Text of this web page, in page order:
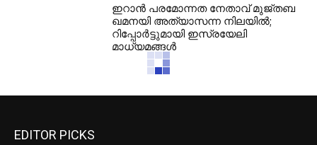
ഇറാന്‍ പരമോന്നത നേതാവ് മുജ്തബ
ഖമനയി അത്യാസന്ന നിലയില്‍;
റിപ്പോര്‍ട്ടുമായി ഇസ്രയേലി
മാധ്യമങ്ങള്‍
EDITOR PICKS